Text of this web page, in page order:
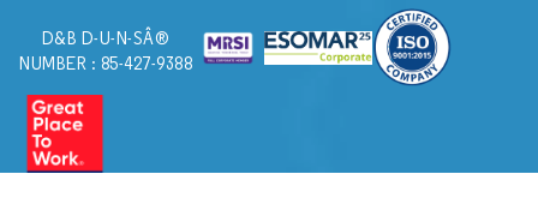
D&B D-U-N-SÂ®
NUMBER : 85-427-9388